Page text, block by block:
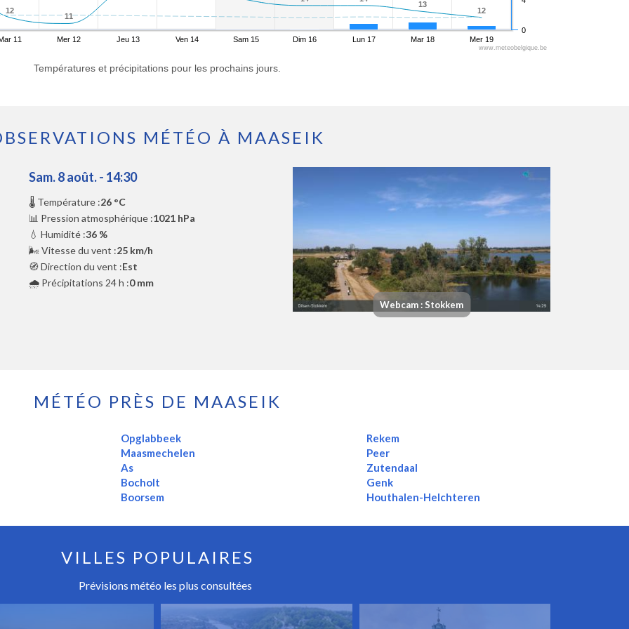
12
12
11
11
13
13
12
12
11 Mer 12 Jeu 13 Ven 14 Sam 15 Dim 16 Lun 17 Mar 18 Mer 19
0
www.meteobelgique.be
Températures et précipitations pour les prochains jours.
MÉTÉO À MAASEIK
Sam. 8 août. - 14:30
🌡️ Température :26 °C
📊 Pression atmosphérique :1021 hPa
💧 Humidité :36 %
🌬️ Vitesse du vent :25 km/h
🧭 Direction du vent :Est
🌧️ Précipitations 24 h :0 mm
Webcam : Stokkem
MÉTÉO PRÈS DE MAASEIK
Opglabbeek
Maasmechelen
As
Bocholt
Boorsem
Rekem
Peer
Zutendaal
Genk
Houthalen-Helchteren
VILLES POPULAIRES
Prévisions météo les plus consultées